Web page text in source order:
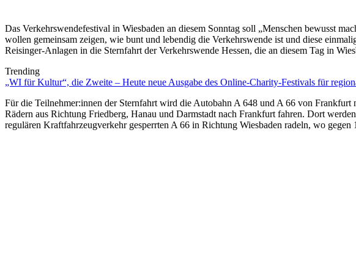
Das Verkehrswendefestival in Wiesbaden an diesem Sonntag soll „Menschen bewusst
wollen gemeinsam zeigen, wie bunt und lebendig die Verkehrswende ist und diese
Reisinger-Anlagen in die Sternfahrt der Verkehrswende Hessen, die an diesem Tag in
Trending
„WI für Kultur“, die Zweite – Heute neue Ausgabe des Online-Charity-Festivals für
Für die Teilnehmer:innen der Sternfahrt wird die Autobahn A 648 und A 66 von
Rädern aus Richtung Friedberg, Hanau und Darmstadt nach Frankfurt fahren. Dort
regulären Kraftfahrzeugverkehr gesperrten A 66 in Richtung Wiesbaden radeln, wo